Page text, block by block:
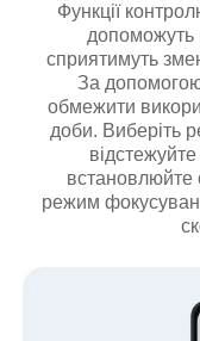
Функції
допоможуть
сприятимуть
За
обмежити
доби. Виберіть
встановлюйте
режим